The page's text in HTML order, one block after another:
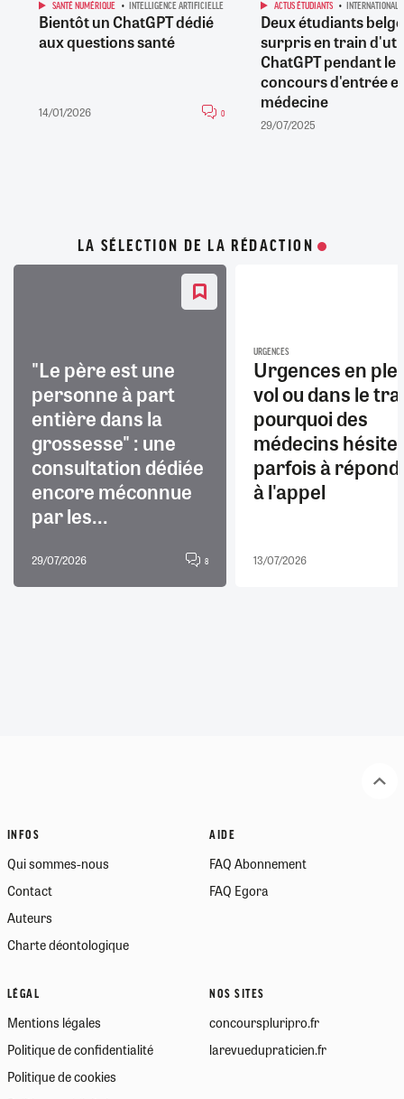
SANTÉ NUMÉRIQUE INTELLIGENCE ARTIFICIELLE
Bientôt un ChatGPT dédié
aux questions santé
14/01/2026 0
ACTUS ÉTUDIANTS INTERNATIONAL
Deux étudiants
surpris en train
ChatGPT pendant le
concours d'entrée
médecine
29/07/2025
LA SÉLECTION DE LA RÉDACTION
"Le père est une
personne à part
entière dans la
grossesse" : une
consultation dédiée
encore méconnue
par les...
29/07/2026 8
URGENCES
Urgences en
vol ou dans le
pourquoi des
médecins
parfois à
à l'appel
13/07/2026
INFOS
Qui sommes-nous
Contact
Auteurs
Charte déontologique
AIDE
FAQ Abonnement
FAQ Egora
LÉGAL
Mentions légales
Politique de confidentialité
Politique de cookies
NOS SITES
concourspluripro.fr
larevuedupraticien.fr